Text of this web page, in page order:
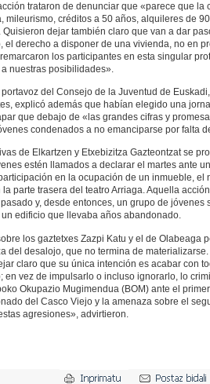
trataron de denunciar que «parece que la
mileurismo, créditos a 50 años, alquileres de
Quisieron dejar también claro que van a dar
el derecho a disponer de una vivienda, no en
los participantes en esta singular
nuestras posibilidades».
portavoz del Consejo de la Juventud de
explicó además que habían elegido una
que debajo de «las grandes cifras y
condenados a no emanciparse por falta
de Elkartzen y Etxebizitza Gazteontzat se
estén llamados a declarar el martes ante
en la ocupación de un inmueble, el
la parte trasera del teatro Arriaga. Aquella
y, desde entonces, un grupo de jóvenes
edificio que llevaba años abandonado.
los gaztetxes Zazpi Katu y el de Olabeaga
del desalojo, que no termina de
claro que su única intención es acabar con
en vez de impulsarlo o incluso ignorarlo, lo
Okupazio Mugimendua (BOM) ante el
del Casco Viejo y la amenaza sobre el
agresiones», advirtieron.